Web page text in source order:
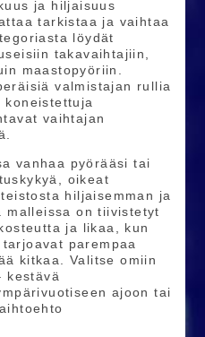
ja hiljaisuus
tarkistaa ja vaihtaa
löydät
takavaihtajiin,
maastopyöriin.
valmistajan rullia
koneistettuja
vaihtajan
vanhaa pyörääsi tai
oikeat
hiljaisemman ja
malleissa on tiivistetyt
ja likaa, kun
parempaa
kitkaa. Valitse omiin
kestävä
ajoon tai